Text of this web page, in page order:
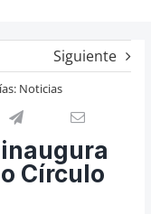
Siguiente
Noticias
Círculo